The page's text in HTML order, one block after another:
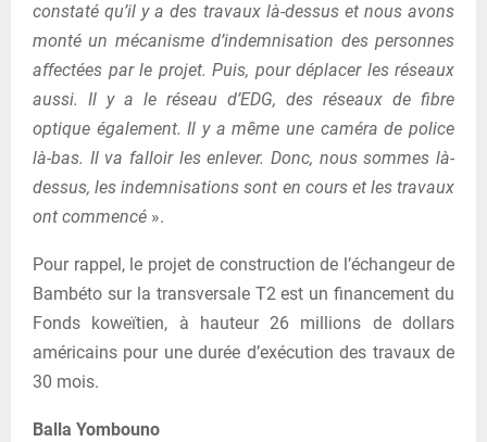
constaté qu’il y a des travaux là-dessus et nous avons
monté un mécanisme d’indemnisation des personnes
affectées par le projet. Puis, pour déplacer les réseaux
aussi. Il y a le réseau d’EDG, des réseaux de fibre
optique également. Il y a même une caméra de police
là-bas. Il va falloir les enlever. Donc, nous sommes là-
dessus, les indemnisations sont en cours et les travaux
ont commencé ».
Pour rappel, le projet de construction de l’échangeur de
Bambéto sur la transversale T2 est un financement du
Fonds koweïtien, à hauteur 26 millions de dollars
américains pour une durée d’exécution des travaux de
30 mois.
Balla Yombouno